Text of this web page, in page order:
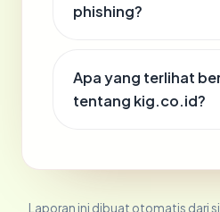
phishing?
Apa yang terlihat
tentang kig.co.id?
Laporan ini dibuat otomatis dari